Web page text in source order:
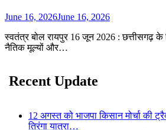
June 16, 2026June 16, 2026
स्वतंत्र बोल रायपुर 16 जून 2026 : छत्तीसगढ़ के
नैतिक मूल्यों और…
Recent Update
12 अगस्त को भाजपा किसान मोर्चा की
तिरंगा यात्रा…